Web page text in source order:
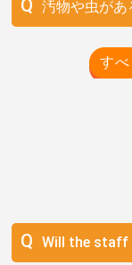
汚物や虫があ
す
Will the staff